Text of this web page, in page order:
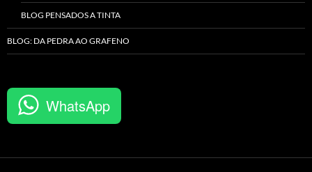
BLOG PENSADOS A TINTA
BLOG: DA PEDRA AO GRAFENO
WhatsApp